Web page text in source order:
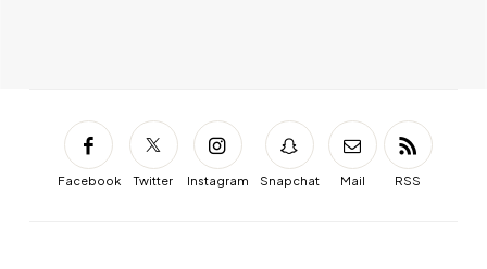
Facebook Twitter Instagram Snapchat Mail RSS